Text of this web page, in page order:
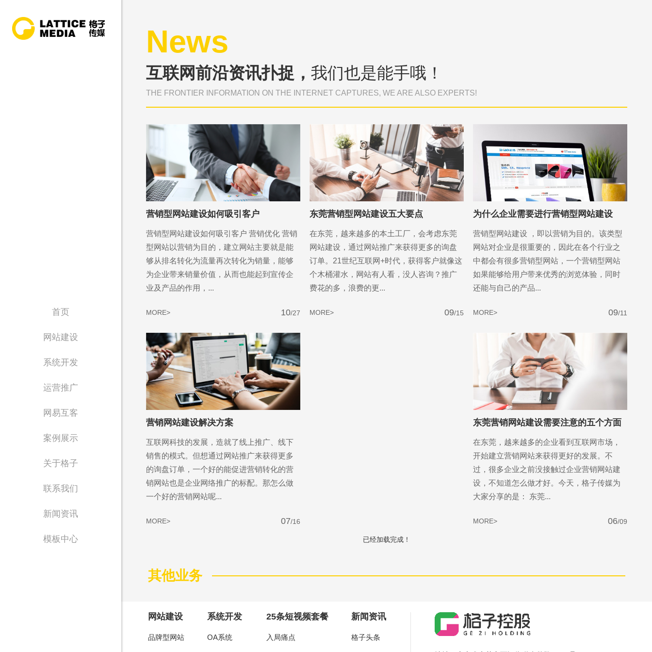
首页
网站建设
系统开发
运营推广
网易互客
案例展示
关于格子
联系我们
新闻资讯
模板中心
News
互联网前沿资讯扑捉，我们也是能手哦！
THE FRONTIER INFORMATION ON THE INTERNET CAPTURES, WE ARE ALSO EXPERTS!
营销型网站建设如何吸引客户
营销型网站建设如何吸引客户 营销优化 营销
型网站以营销为目的，建立网站主要就是能
够从排名转化为流量再次转化为销量，能够
为企业带来销量价值，从而也能起到宣传企
业及产品的作用，...
MORE> 10/27
东莞营销型网站建设五大要点
在东莞，越来越多的本土工厂，会考虑东莞
网站建设，通过网站推广来获得更多的询盘
订单。21世纪互联网+时代，获得客户就像这
个木桶灌水，网站有人看，没人咨询？推广
费花的多，浪费的更...
MORE> 09/15
为什么企业需要进行营销型网站建设
营销型网站建设 ，即以营销为目的。该类型
网站对企业是很重要的，因此在各个行业之
中都会有很多营销型网站，一个营销型网站
如果能够给用户带来优秀的浏览体验，同时
还能与自己的产品...
MORE> 09/11
营销网站建设解决方案
互联网科技的发展，造就了线上推广、线下
销售的模式。但想通过网站推广来获得更多
的询盘订单，一个好的能促进营销转化的营
销网站也是企业网络推广的标配。那怎么做
一个好的营销网站呢...
MORE> 07/16
东莞营销网站建设需要注意的五个方面
在东莞，越来越多的企业看到互联网市场，
开始建立营销网站来获得更好的发展。不
过，很多企业之前没接触过企业营销网站建
设，不知道怎么做才好。今天，格子传媒为
大家分享的是： 东莞...
MORE> 06/09
已经加载完成！
其他业务
网站建设
品牌型网站
系统开发
OA系统
25条短视频套餐
入局痛点
新闻资讯
格子头条
Waiting for you
专注东莞网站设计制作，为中小企业打造高端营销型网站。
售前咨询
售后咨询
售前咨询